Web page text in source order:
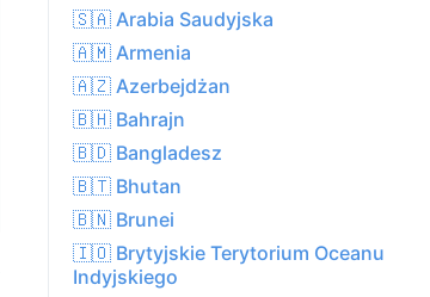
🇸🇦 Arabia Saudyjska
🇦🇲 Armenia
🇦🇿 Azerbejdżan
🇧🇭 Bahrajn
🇧🇩 Bangladesz
🇧🇹 Bhutan
🇧🇳 Brunei
🇮🇴 Brytyjskie Terytorium Oceanu
Indyjskiego